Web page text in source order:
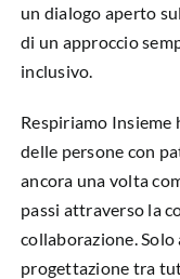
un dialogo aperto
di un approccio
inclusivo.
Respiriamo
delle persone con
ancora una volta
passi attraverso la
collaborazione.
progettazione tra